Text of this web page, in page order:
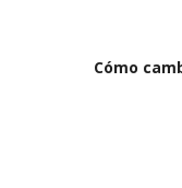
Cómo